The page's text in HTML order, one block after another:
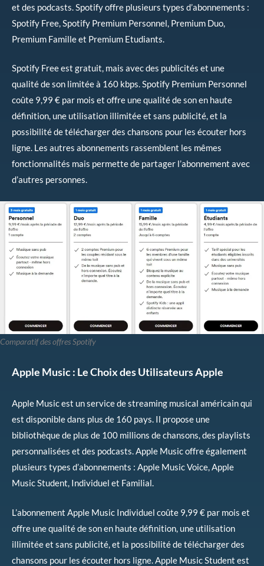
et des podcasts. Spotify offre plusieurs types d’abonnements :
Spotify Free, Spotify Premium Personnel, Premium Duo,
Premium Famille et Premium Etudiants.
Spotify Free est gratuit, mais avec des publicités et une
qualité de son limitée à 160 kbps. Spotify Premium Personnel
coûte 9,99 € par mois et offre une qualité de son en haute
définition, une utilisation illimitée et sans publicité, et la
possibilité de télécharger des chansons pour les écouter hors
ligne. Les autres abonnements rassemblent les mêmes
fonctionnalités mais permette de partager l’abonnement avec
d’autres personnes.
Comparatif des offres Spotify
Apple Music : Le Choix des Utilisateurs Apple
Apple Music est un service de streaming musical américain qui
est disponible dans plus de 160 pays. Il propose une
bibliothèque de plus de 100 millions de chansons, des playlists
personnalisées et des podcasts. Apple Music offre également
plusieurs types d’abonnements : Apple Music Voice, Apple
Music Student, Individuel et Familial.
L’abonnement Apple Music Individuel coûte 9,99 € par mois et
offre une qualité de son en haute définition, une utilisation
illimitée et sans publicité, et la possibilité de télécharger des
chansons pour les écouter hors ligne. Apple Music Student est